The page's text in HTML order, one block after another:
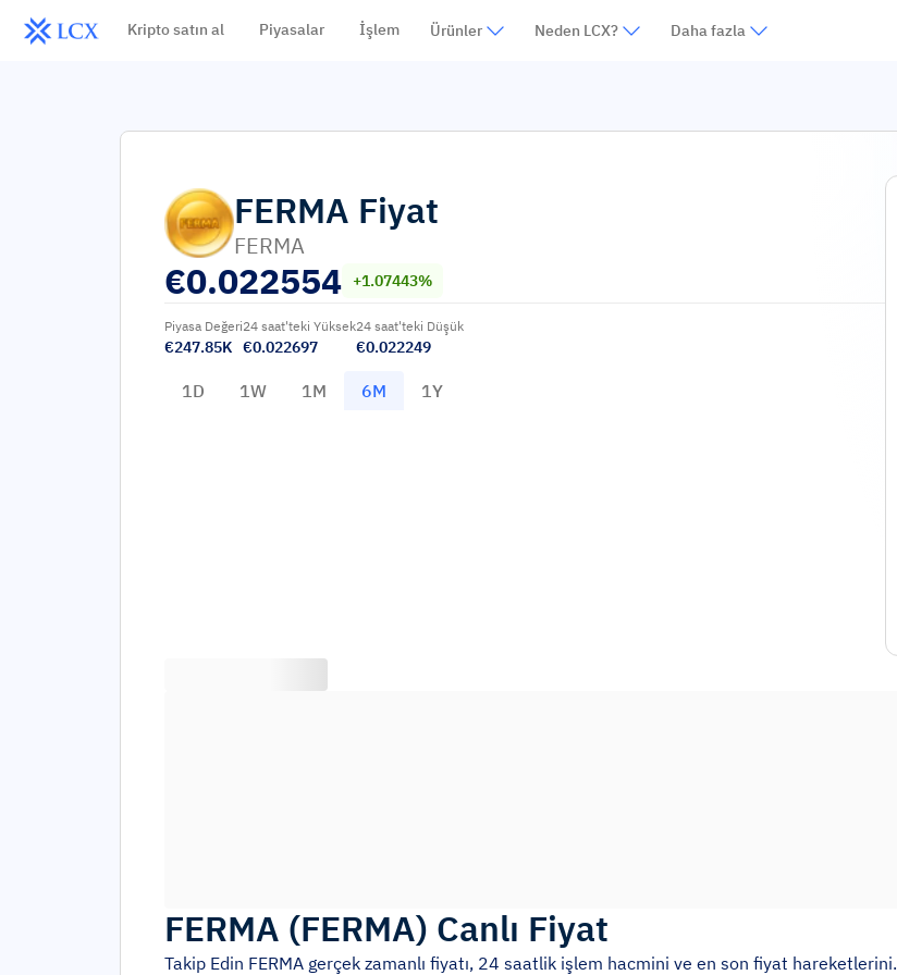
Kripto satın al Piyasalar İşlem Ürünler Neden LCX? Daha fazla
FERMA Fiyat
FERMA
€0.022554 +1.07443%
Piyasa Değeri
€247.85K
24 saat'teki Yüksek
€0.022697
24 saat'teki Düşük
€0.022249
1D 1W 1M 6M 1Y
FERMA (FERMA) Canlı Fiyat
Takip Edin FERMA gerçek zamanlı fiyatı, 24 saatlik işlem hacmini ve en son fiyat hareketlerini.